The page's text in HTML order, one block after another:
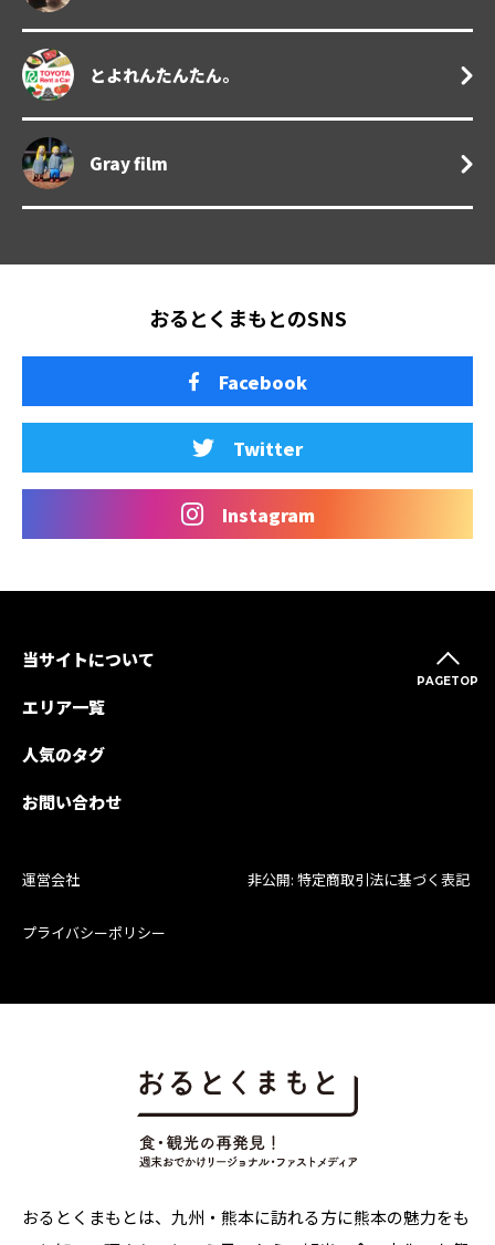
とよれんたんたん。
Gray film
おるとくまもとのSNS
Facebook
Twitter
Instagram
PAGETOP
当サイトについて
エリア一覧
人気のタグ
お問い合わせ
運営会社 非公開: 特定商取引法に基づく表記
プライバシーポリシー
おるとくまもとは、九州・熊本に訪れる方に熊本の魅力をも